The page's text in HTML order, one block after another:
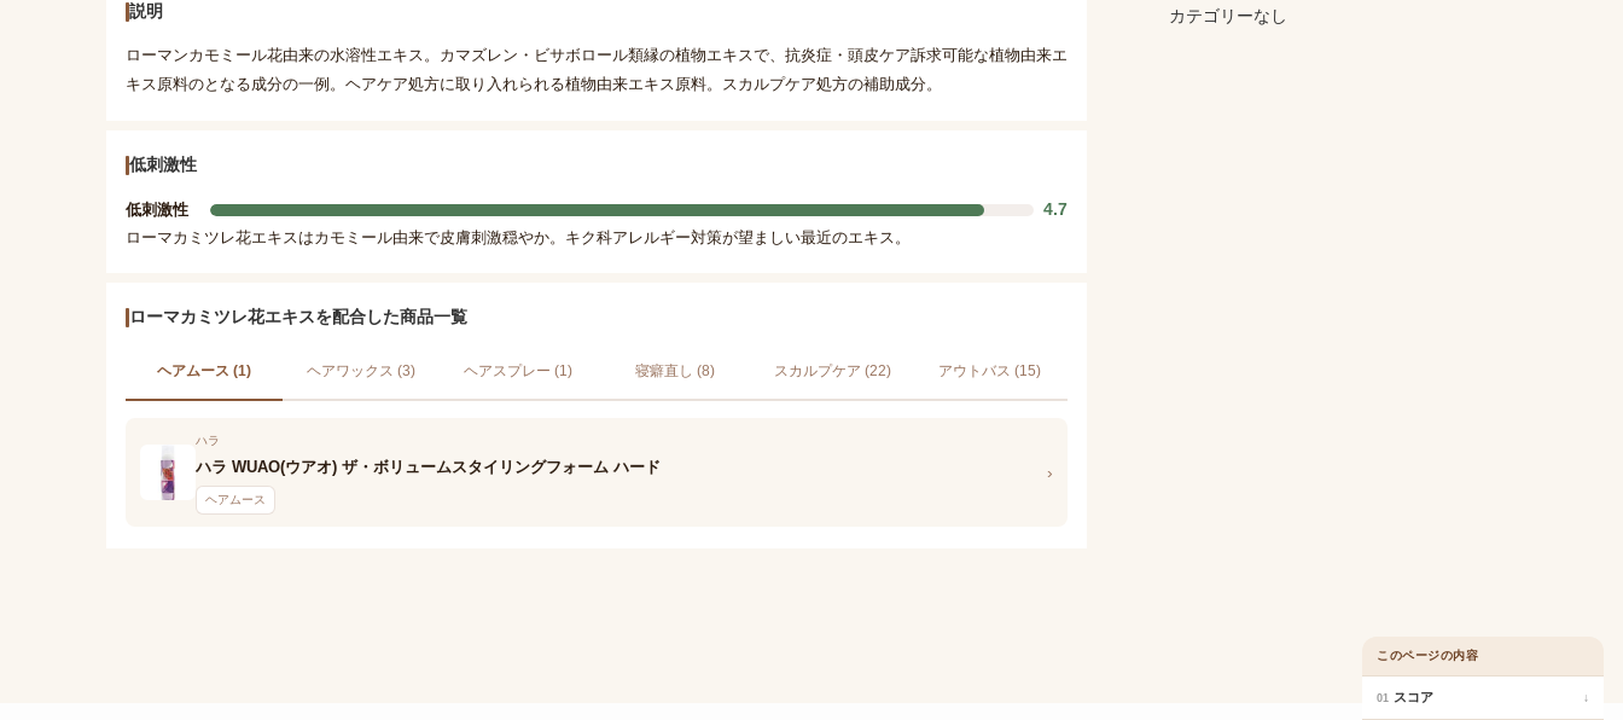
説明
ローマンカモミール花由来の水溶性エキス。カマズレン・ビサボロール類縁の植物エキスで、抗炎症・頭皮ケア訴求可能な植物由来エ
キス原料のとなる成分の一例。ヘアケア処方に取り入れられる植物由来エキス原料。スカルプケア処方の補助成分。
低刺激性
低刺激性 4.7
ローマカミツレ花エキスはカモミール由来で皮膚刺激穏やか。キク科アレルギー対策が望ましい最近のエキス。
ローマカミツレ花エキスを配合した商品一覧
ヘアムース (1) ヘアワックス (3) ヘアスプレー (1) 寝癖直し (8) スカルプケア (22) アウトバス (15)
ハラ
ハラ WUAO(ウアオ) ザ・ボリュームスタイリングフォーム ハード
ヘアムース
›
カテゴリーなし
このページの内容
01 スコア ↓